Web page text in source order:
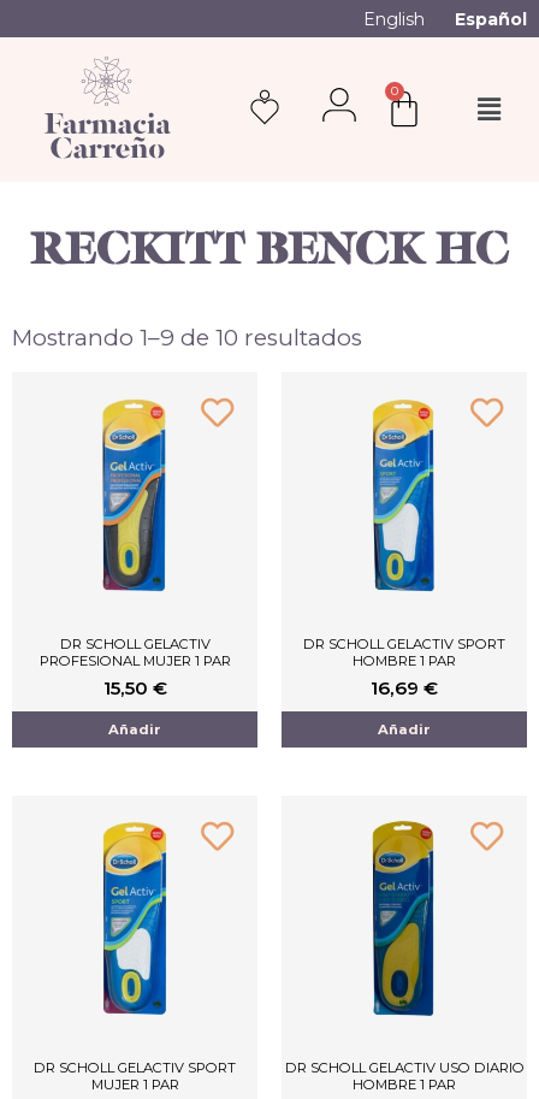
English Español
0
RECKITT BENCK HC
Mostrando 1–9 de 10 resultados
DR SCHOLL GELACTIV
PROFESIONAL MUJER 1 PAR
15,50 €
Añadir
DR SCHOLL GELACTIV SPORT
HOMBRE 1 PAR
16,69 €
Añadir
DR SCHOLL GELACTIV SPORT
MUJER 1 PAR
DR SCHOLL GELACTIV USO DIARIO
HOMBRE 1 PAR